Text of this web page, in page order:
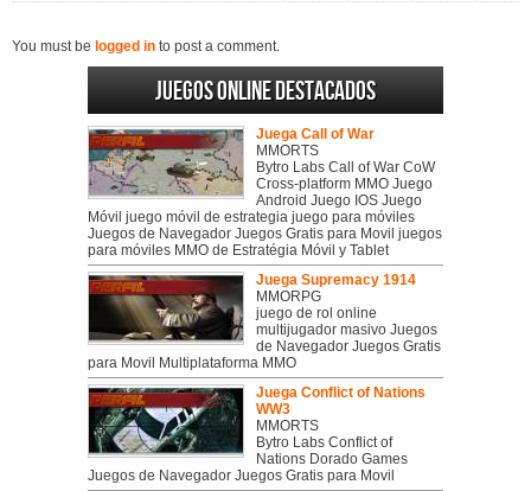
You must be logged in to post a comment.
Juegos online destacados
Juega Call of War
MMORTS
Bytro Labs Call of War CoW
Cross-platform MMO Juego
Android Juego IOS Juego
Móvil juego móvil de estrategia juego para móviles
Juegos de Navegador Juegos Gratis para Movil juegos
para móviles MMO de Estratégia Móvil y Tablet
Juega Supremacy 1914
MMORPG
juego de rol online
multijugador masivo Juegos
de Navegador Juegos Gratis
para Movil Multiplataforma MMO
Juega Conflict of Nations
WW3
MMORTS
Bytro Labs Conflict of
Nations Dorado Games
Juegos de Navegador Juegos Gratis para Movil